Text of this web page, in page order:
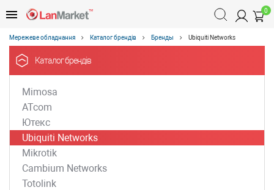
0
Мережеве обладнання Каталог брендів Бренды Ubiquiti Networks
Каталог брендів
Mimosa
ATcom
Ютекс
Ubiquiti Networks
Mikrotik
Cambium Networks
Totolink